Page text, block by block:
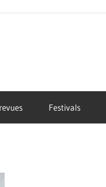
Festivals